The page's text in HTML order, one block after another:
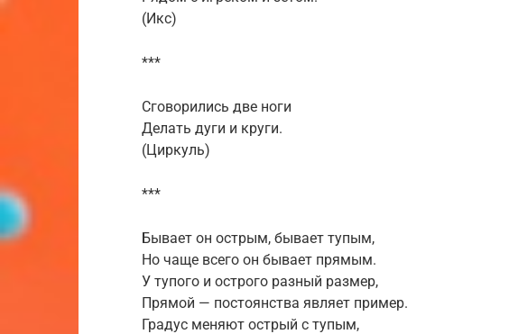
(Икс)
***
Сговорились две ноги
Делать дуги и круги.
(Циркуль)
***
Бывает он острым, бывает тупым,
Но чаще всего он бывает прямым.
У тупого и острого разный размер,
Прямой — постоянства являет пример.
Градус меняют острый с тупым,